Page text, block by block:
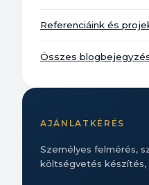
Referenciáink és
Összes
AJÁNLATKÉRÉS
Személyes felmérés,
költségvetés